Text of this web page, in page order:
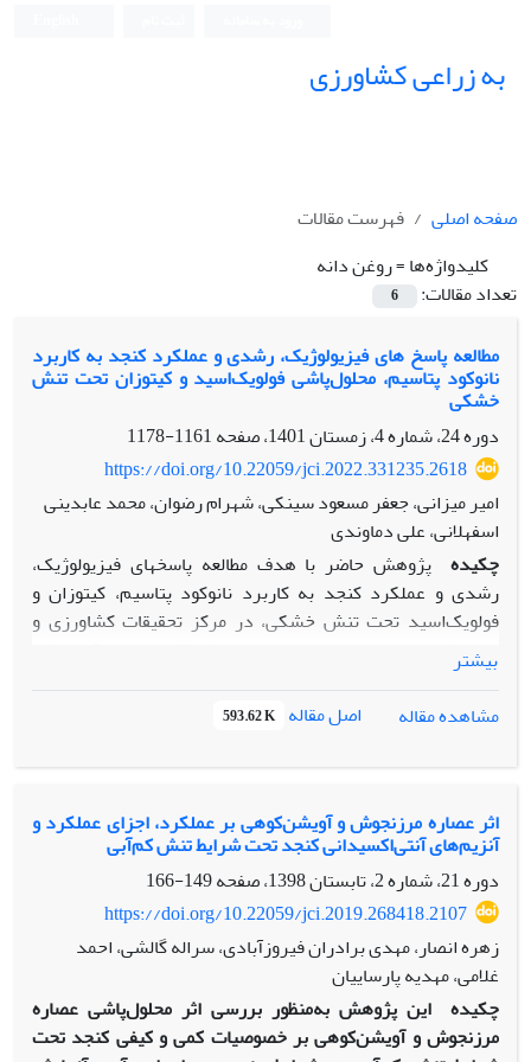
به زراعی کشاورزی
صفحه اصلی
فهرست مقالات
کلیدواژه‌ها =روغن دانه
تعداد مقالات:
6
مطالعه پاسخ های فیزیولوژیک، رشدی و عملکرد کنجد به کاربرد
نانوکود پتاسیم، محلول‌پاشی فولویک‌اسید و کیتوزان تحت تنش
خشکی
دوره 24، شماره 4، زمستان 1401، صفحه
1161-1178
https://doi.org/10.22059/jci.2022.331235.2618
امیر میزانی، جعفر مسعود سینکی، شهرام رضوان، محمد عابدینی
اسفهلانی، علی دماوندی
چکیده پژوهش حاضر با هدف مطالعه پاسخ­های فیزیولوژیک،
رشدی و عملکرد کنجد به کاربرد نانوکود پتاسیم، کیتوزان و
فولویک‌اسید تحت تنش خشکی، در مرکز تحقیقات کشاورزی و
منابع طبیعی سمنان به­صورت اسپلیت پلات فاکتوریل در قالب طرح
تیمارهای آزمایش شامل، خشکی به­عنوان عامل اصلی (آبیاری کامل،
نانوکود پتاسیم (صفر، 5/1 و 5/2 در هزار) و محلول­پاشی (شاهد،
به‌عنوان عامل فرعی بودند. استفاده از نانوکود پتاسیم تحت
شرایط نرمال و تنش، افزایش معنی­دار کلروفیل b و کل، شاخص
سطح برگ، تعداد کپسول، وزن هزاردانه و درصد روغن را در پی
نانوکود به‌همراه فولویک‌اسید به‌تنهایی یا در ترکیب با کیتوزان
(به­ترتیب 2516، 5/2277، 6/2506 و 2/2313 کیلوگرم در هکتار)
تحت شرایط آبیاری نرمال بود که افزایش 2/13 و 4/15 درصدی
داشتند. محلول‌پاشی فولویک‌اسید به‌همراه نانوکود پتاسیم (5/1
بیشتر
مشاهده مقاله
اصل مقاله 593.62 K
اثر عصاره مرزنجوش و آویشن‌کوهی بر عملکرد، اجزای عملکرد و
آنزیم‌های آنتی‌اکسیدانی کنجد تحت شرایط تنش کم‌آبی
دوره 21، شماره 2، تابستان 1398، صفحه
149-166
https://doi.org/10.22059/jci.2019.268418.2107
زهره انصار، مهدی برادران فیروزآبادی، سراله گالشی، احمد
غلامی، مهدیه پارساییان
چکیده این پژوهش به‌منظور بررسی اثر محلول‌پاشی عصاره
مرزنجوش و آویشن‌کوهی بر خصوصیات کمی و کیفی کنجد تحت